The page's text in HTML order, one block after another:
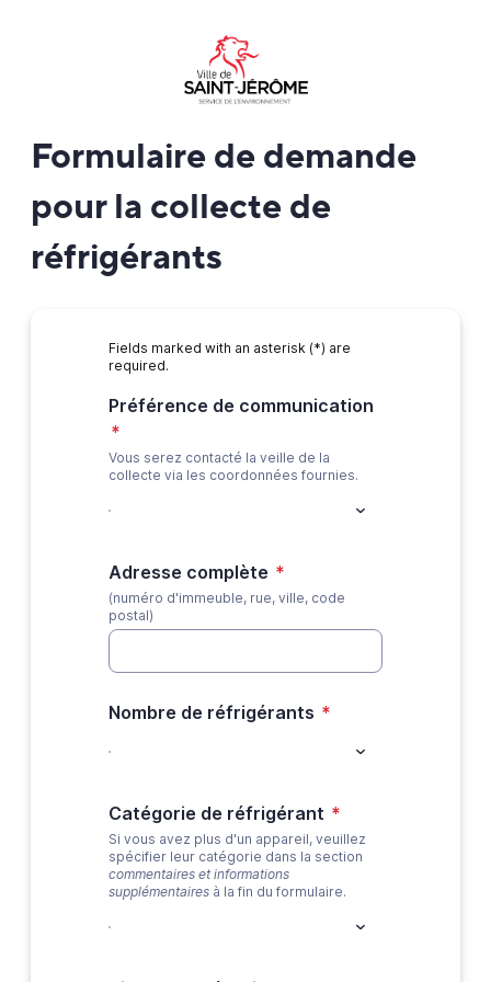
Formulaire de demande
pour la collecte de
réfrigérants
Fields marked with an asterisk (*) are
required.
Préférence de communication
*
Vous serez contacté la veille de la
collecte via les coordonnées fournies.
Adresse complète *
(numéro d'immeuble, rue, ville, code
postal)
Nombre de réfrigérants *
Catégorie de réfrigérant *
Si vous avez plus d'un appareil, veuillez
spécifier leur catégorie dans la section
commentaires et informations
supplémentaires à la fin du formulaire.